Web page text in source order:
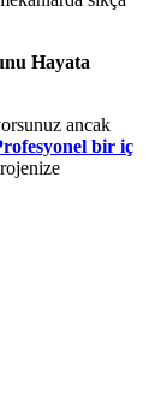
Hayata
ancak
bir iç